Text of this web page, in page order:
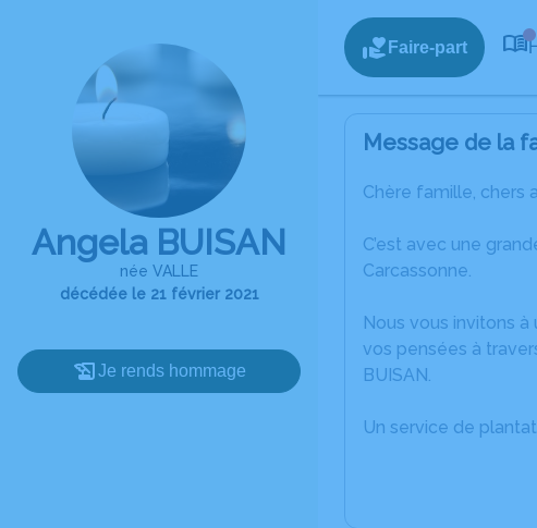
Angela BUISAN
née VALLE
décédée le 21 février 2021
Je rends hommage
Faire-part
Message de la
Chère famille, chers
C’est avec une
Carcassonne.
Nous vous invitons
vos pensées à
BUISAN.
Un service de